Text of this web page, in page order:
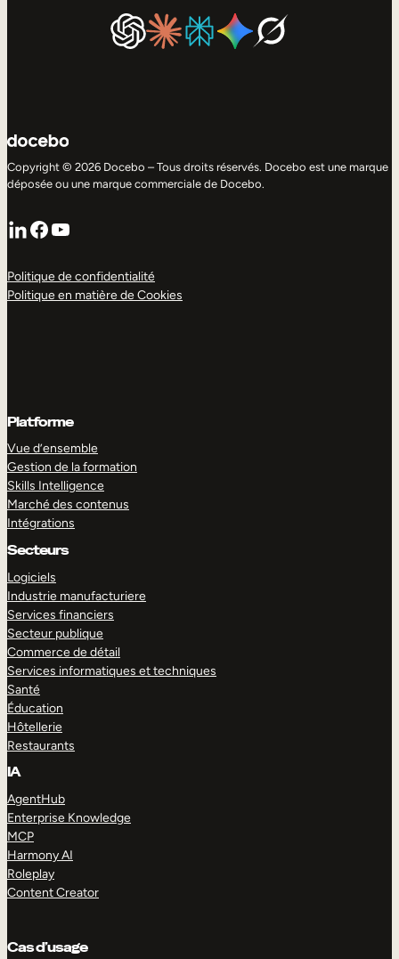
Copyright © 2026 Docebo – Tous droits réservés. Docebo est une marque
déposée ou une marque commerciale de Docebo.
LinkedIn
Facebook
YouTube
Politique de confidentialité
Politique en matière de Cookies
Platforme
Vue d’ensemble
Gestion de la formation
Skills Intelligence
Marché des contenus
Intégrations
Secteurs
Logiciels
Industrie manufacturiere
Services financiers
Secteur publique
Commerce de détail
Services informatiques et techniques
Santé
Éducation
Hôtellerie
Restaurants
IA
AgentHub
Enterprise Knowledge
MCP
Harmony AI
Roleplay
Content Creator
Cas d’usage